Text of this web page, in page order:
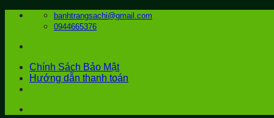
dung
banhtrangsachi@gmail.com
0944665376
Chính Sách Bảo Mật
Hướng dẫn thanh toán